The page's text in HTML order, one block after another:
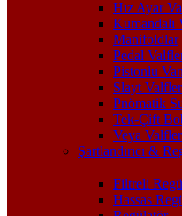
Hız Ayar
Kumandalı
Manifoldlar
Pedal
Pistonlu
Slayt
Pnömatik
Tek-Çift
Veya
Şartlandırıcı &
Filtreli
Hassas